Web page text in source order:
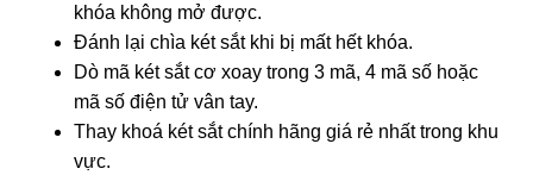
khóa không mở được.
Đánh lại chìa két sắt khi bị mất hết khóa.
Dò mã két sắt cơ xoay trong 3 mã, 4 mã số hoặc
mã số điện tử vân tay.
Thay khoá két sắt chính hãng giá rẻ nhất trong khu
vực.